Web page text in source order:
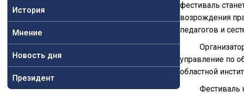
История
Мнение
Новость дня
Президент
фестиваль
возрождения
педагогов и
управление по
областной
Фестиваль